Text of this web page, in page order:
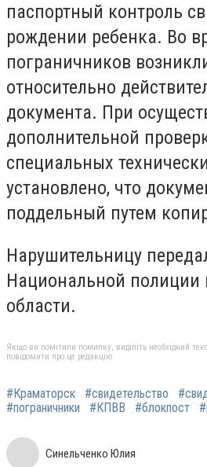
паспортный контроль
рождении ребенка. Во
пограничников
относительно
документа. При
дополнительной
специальных
установлено, что
поддельный путем
Нарушительницу
Национальной полиции
области.
Якщо ви помітили помилку, виділіть необхідний
повідомити про це редакцію
#Краматорск #свидетельство
#пограничники
#КПВВ #блокпост
Синельченко Юлия